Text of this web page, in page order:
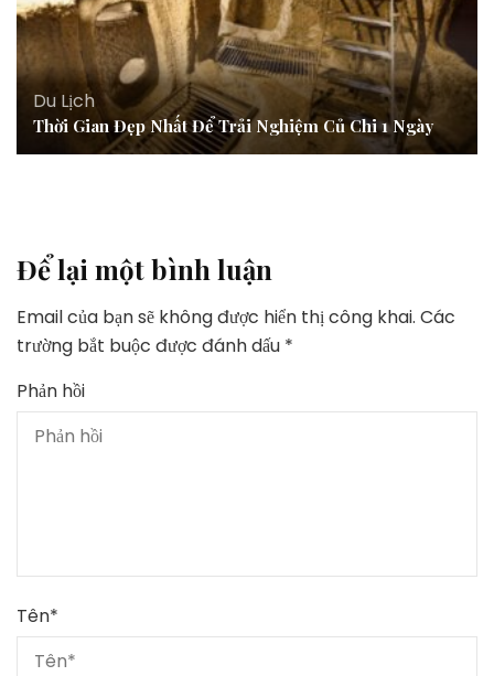
Du Lịch
Thời Gian Đẹp Nhất Để Trải Nghiệm Củ Chi 1 Ngày
Để lại một bình luận
Email của bạn sẽ không được hiển thị công khai. Các
trường bắt buộc được đánh dấu *
Phản hồi
Tên*